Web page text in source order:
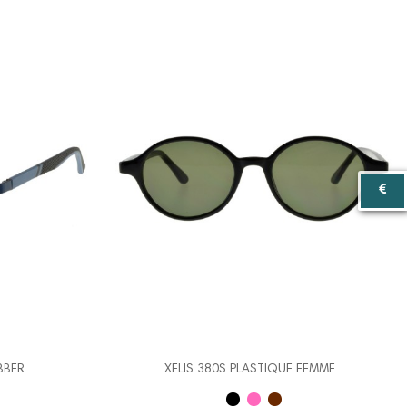
XELIS 380S PLASTIQUE FEMME...